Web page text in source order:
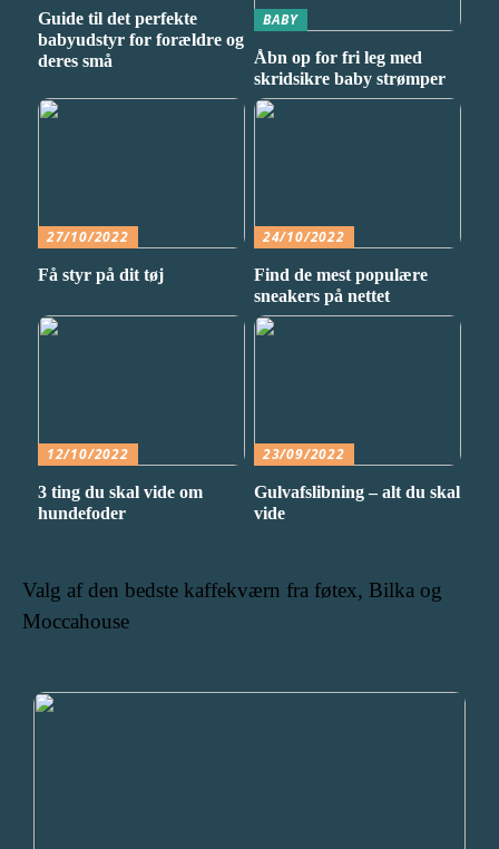
Guide til det perfekte
babyudstyr for forældre og
deres små
BABY
Åbn op for fri leg med
skridsikre baby strømper
27/10/2022
Få styr på dit tøj
24/10/2022
Find de mest populære
sneakers på nettet
12/10/2022
3 ting du skal vide om
hundefoder
23/09/2022
Gulvafslibning – alt du skal
vide
Valg af den bedste kaffekværn fra føtex, Bilka og
Moccahouse